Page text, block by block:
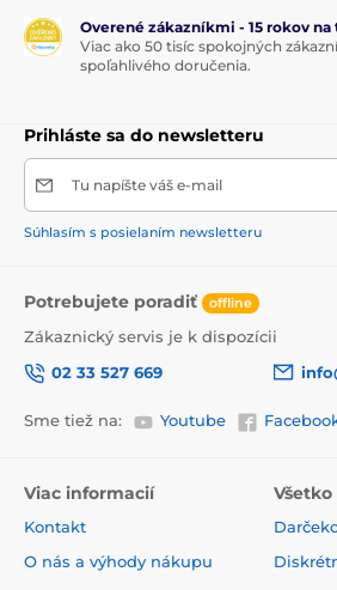
Overené zákazníkmi - 15 rokov na
Viac ako 50 tisíc spokojných
spoľahlivého doručenia.
Prihláste sa do newsletteru
Tu napíšte váš e-mail
Súhlasím s posielaním newsletteru
Potrebujete poradiť offline
Zákaznický servis je k dispozícii
02 33 527 669
Sme tiež na: Youtube
Viac informacií
Kontakt
O nás a výhody nákupu